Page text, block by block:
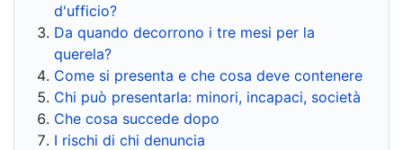
d'ufficio?
Da quando decorrono i tre mesi per la
querela?
Come si presenta e che cosa deve contenere
Chi può presentarla: minori, incapaci, società
Che cosa succede dopo
I rischi di chi denuncia